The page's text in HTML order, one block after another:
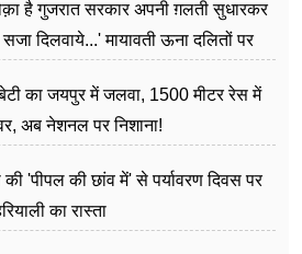
है गुजरात सरकार अपनी ग़लती सुधारकर
सजा दिलवाये...' मायावती ऊना दलितों पर
का जयपुर में जलवा, 1500 मीटर रेस में
अब नेशनल पर निशाना!
की 'पीपल की छांव में' से पर्यावरण दिवस पर
का रास्ता